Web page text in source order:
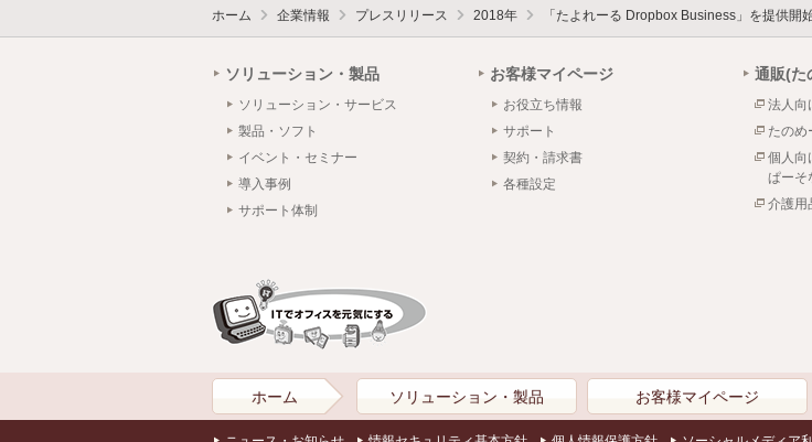
ホーム 企業情報 プレスリリース 2018年 「たよれーる Dropbox Business」を提供開
ソリューション・製品
ソリューション・サービス
製品・ソフト
イベント・セミナー
導入事例
サポート体制
お客様マイページ
お役立ち情報
サポート
契約・請求書
各種設定
通販(た
法人向
たのめ
個人向
ぱーそ
介護用
ホーム ソリューション・製品 お客様マイページ